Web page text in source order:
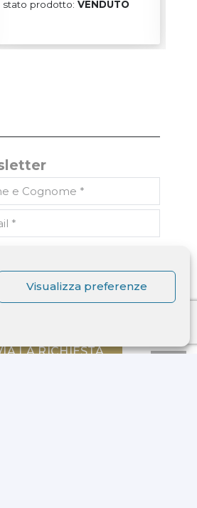
Visualizza preferenze
stato prodotto: VENDUTO
ricevuta ai sensi
13 del D.lgs. n. 196/2003
autorizzare il trattamento